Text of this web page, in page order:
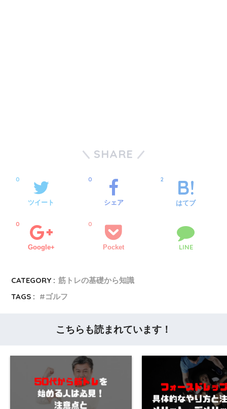
SHARE
ツイート
0
シェア
0
はてブ
2
Google+
0
Pocket
0
LINE
CATEGORY : 筋トレの基礎から知識
TAGS :
ゴルフ
こちらも読まれています！